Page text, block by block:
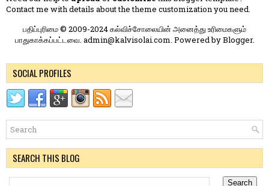
Contact me with details about the theme customization you need.
பதிப்புரிமை © 2009-2024 கல்விச்சோலையின் அனைத்து உரிமைகளும்
பாதுகாக்கப்பட்டவை. admin@kalvisolai.com. Powered byBlogger.
SOCIAL PROFILES
SEARCH THIS BLOG